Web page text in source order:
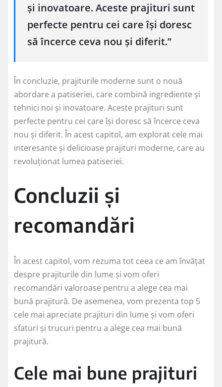
și inovatoare. Aceste prajituri sunt
perfecte pentru cei care își doresc
să încerce ceva nou și diferit.”
În concluzie, prajiturile moderne sunt o nouă
abordare a patiseriei, care combină ingrediente și
tehnici noi și inovatoare. Aceste prajituri sunt
perfecte pentru cei care își doresc să încerce ceva
nou și diferit. În acest capitol, am explorat cele mai
interesante și delicioase prajituri moderne, care au
revoluționat lumea patiseriei.
Concluzii și
recomandări
În acest capitol, vom rezuma tot ceea ce am învățat
despre prajiturile din lume și vom oferi
recomandări valoroase pentru a alege cea mai
bună prajitură. De asemenea, vom prezenta top 5
cele mai apreciate prajituri din lume și vom oferi
sfaturi și trucuri pentru a alege cea mai bună
prajitură.
Cele mai bune prajituri